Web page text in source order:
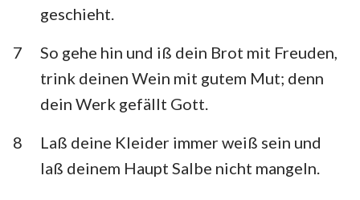
geschieht.
7
So gehe hin und iß dein Brot mit Freuden,
trink deinen Wein mit gutem Mut; denn
dein Werk gefällt Gott.
8
Laß deine Kleider immer weiß sein und
laß deinem Haupt Salbe nicht mangeln.